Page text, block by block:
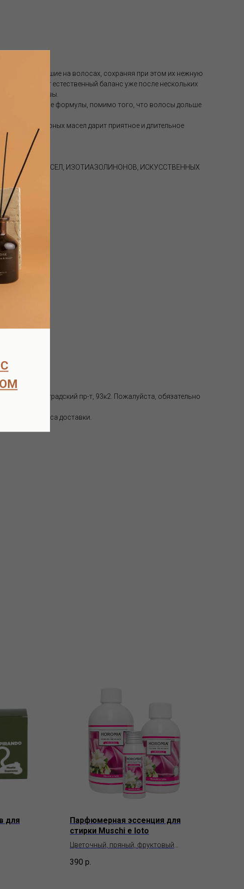
осевшие на волосах, сохраняя при этом их нежную
естественный баланс уже после нескольких
на кожу головы.
действие формулы, помимо того, что волосы дольше
эфирных масел дарит приятное и длительное
МАСЕЛ, ИЗОТИАЗОЛИНОНОВ, ИСКУССТВЕННЫХ
складе):
Волгоградский пр-т, 93к2. Пожалуйста, обязательно
от адреса доставки.
для
Парфюмерная эссенция для
стирки Muschi e loto
Цветочный, пряный, фруктовый
390 р.